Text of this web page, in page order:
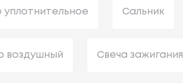
уплотнительное Сальник
воздушный Свеча зажигания